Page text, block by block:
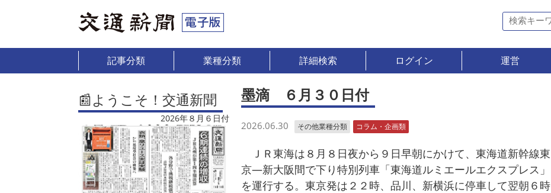
記事分類 業種分類 詳細検索 ログイン 運営
📰ようこそ！交通新聞
2026年８月６日付
墨滴 ６月３０日付
2026.06.30 その他業種分類 コラム・企画類
ＪＲ東海は８月８日夜から９日早朝にかけて、東海道新幹線東
京―新大阪間で下り特別列車「東海道ルミエールエクスプレス」
を運行する。東京発は２２時、品川、新横浜に停車して翌朝６時